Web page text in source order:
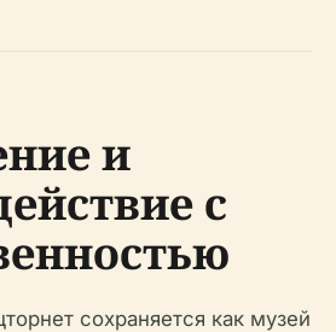
и
с
сохраняется как музей